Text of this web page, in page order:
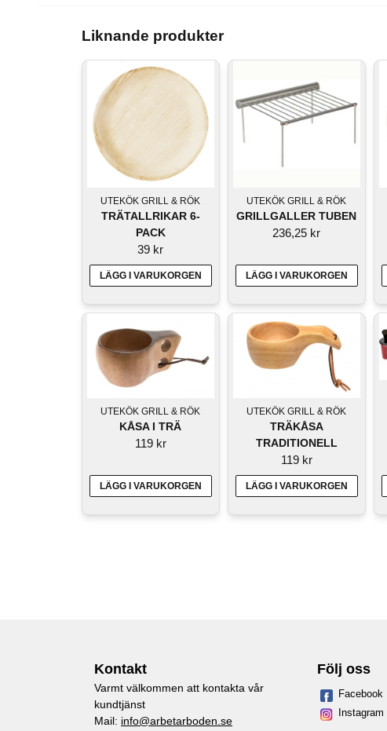
Liknande produkter
UTEKÖK GRILL & RÖK
TRÄTALLRIKAR 6-
PACK
39 kr
LÄGG I VARUKORGEN
UTEKÖK GRILL & RÖK
GRILLGALLER TUBEN
236,25 kr
LÄGG I VARUKORGEN
UTEKÖK GRILL & RÖK
KÅSA I TRÄ
119 kr
LÄGG I VARUKORGEN
UTEKÖK GRILL & RÖK
TRÄKÅSA
TRADITIONELL
119 kr
LÄGG I VARUKORGEN
Kontakt
Varmt välkommen att kontakta vår
kundtjänst
Mail: info@arbetarboden.se
Följ oss
Facebook
Instagram